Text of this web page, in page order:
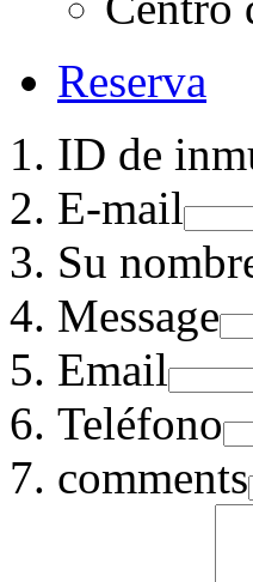
Reserva
ID de
E-mail
Su
Message
Email
Teléfono
comments